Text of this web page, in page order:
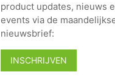
product updates, nieuws
events via de
nieuwsbrief:
INSCHRIJVEN